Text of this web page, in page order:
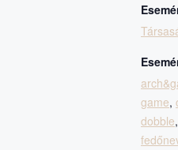
game,
dobble,